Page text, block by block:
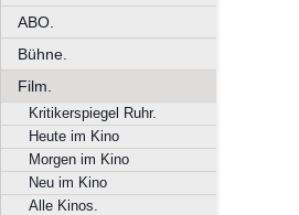
ABO.
Bühne.
Film.
Kritikerspiegel Ruhr.
Heute im Kino
Morgen im Kino
Neu im Kino
Alle Kinos.